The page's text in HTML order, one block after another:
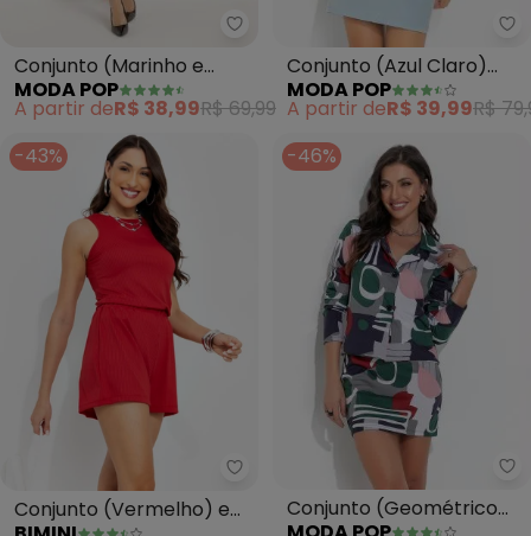
Moda Pop - Conjunto (Marinho
Conjunto (Marinho e
Laranja) com Recortes
MODA POP
A partir deR$ 38,99R$ 69,99
Conjunto (Azul Claro)
com Amarrações
MODA POP
A partir deR$ 39,99R$
-43%
Bimini - Conjunto (Vermelho)
Conjunto (Vermelho) em
-46%
Conjunto (Geométrico